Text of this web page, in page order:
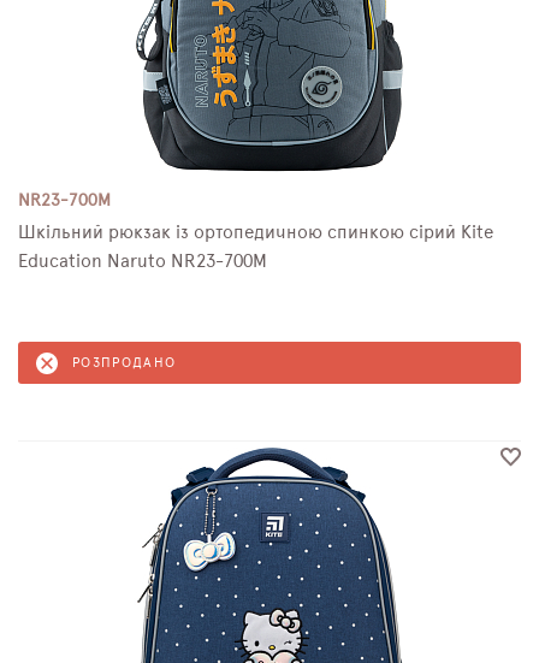
NR23-700M
Шкільний рюкзак із ортопедичною спинкою сірий Kite
Education Naruto NR23-700M
РОЗПРОДАНО